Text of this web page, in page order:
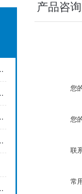
维护保养
些性能呢？
注意什么？
能降低噪音和能耗
摇床的特点！
产品咨询
您
您
联
常